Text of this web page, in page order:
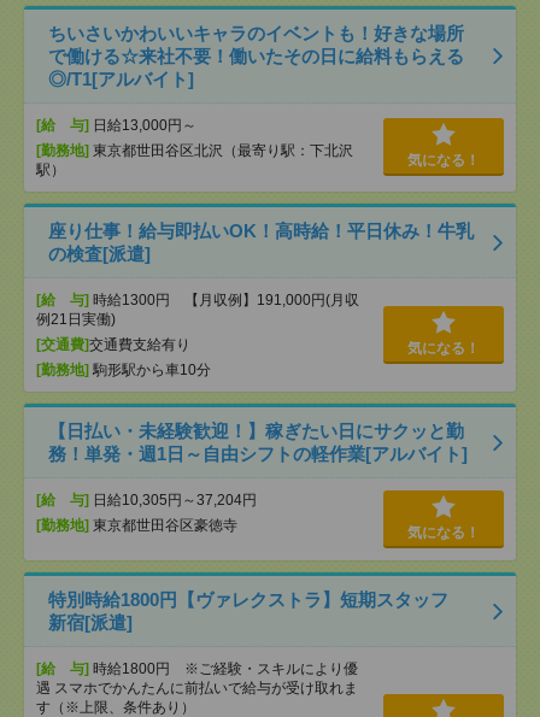
ちいさいかわいいキャラのイベントも！好きな場所
で働ける☆来社不要！働いたその日に給料もらえる
◎/T1[アルバイト]
[給 与] 日給13,000円～
[勤務地] 東京都世田谷区北沢（最寄り駅：下北沢
駅）
気になる！
座り仕事！給与即払いOK！高時給！平日休み！牛乳
の検査[派遣]
[給 与] 時給1300円 【月収例】191,000円(月収
例21日実働)
[交通費]交通費支給有り
[勤務地] 駒形駅から車10分
気になる！
【日払い・未経験歓迎！】稼ぎたい日にサクッと勤
務！単発・週1日～自由シフトの軽作業[アルバイト]
[給 与] 日給10,305円～37,204円
[勤務地] 東京都世田谷区豪徳寺 気になる！
特別時給1800円【ヴァレクストラ】短期スタッフ
新宿[派遣]
[給 与] 時給1800円 ※ご経験・スキルにより優
遇 スマホでかんたんに前払いで給与が受け取れま
す（※上限、条件あり）